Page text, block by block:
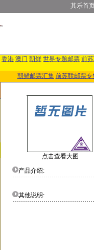
其乐首
香港 澳门 朝鲜 世界专题邮票 前
朝鲜邮票汇集 前苏联邮票专
点击查看大图
产品介绍:
其他说明: